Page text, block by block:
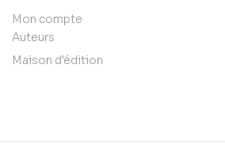
Mon compte
Auteurs
Maison d'édition